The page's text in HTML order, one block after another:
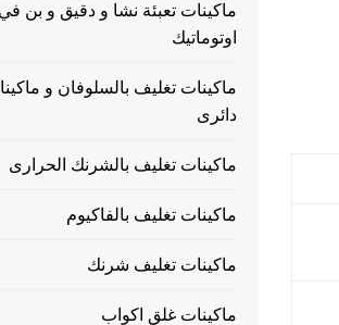
ماكينات تعبئة نشا و دقيق و بن
اوتوماتيك
ماكينات تغليف بالسلوفان و
دائرى
ماكينات تغليف بالشرنك الحرارى
ماكينات تغليف بالفاكيوم
ماكينات تغليف شرنك
ماكينات غلق اكواب